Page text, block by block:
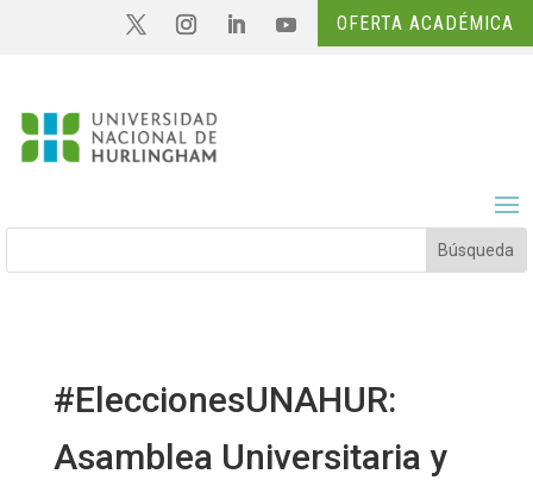
OFERTA ACADÉMICA
#EleccionesUNAHUR:
Asamblea Universitaria y